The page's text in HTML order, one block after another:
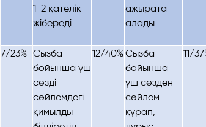
1-2 қателік
жібереді
ажырата
алады
7/23% Сызба
бойынша үш
сөзді
сөйлемдегі
қимылды
12/40%Сызба
бойынша
үш сөзден
сөйлем
құрап,
11/